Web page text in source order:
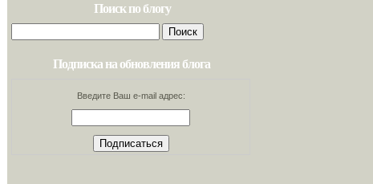
Поиск по блогу
Найти:
Подписка на обновления блога
Введите Ваш e-mail адрес: